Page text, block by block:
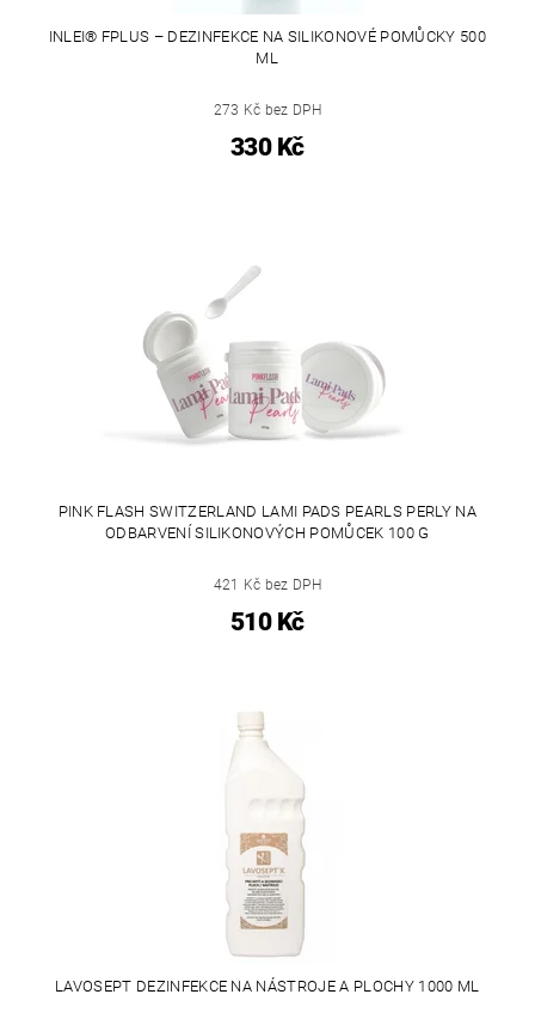
INLEI® FPLUS – DEZINFEKCE NA SILIKONOVÉ POMŮCKY 500
ML
273 Kč bez DPH
330 Kč
PINK FLASH SWITZERLAND LAMI PADS PEARLS PERLY NA
ODBARVENÍ SILIKONOVÝCH POMŮCEK 100 G
421 Kč bez DPH
510 Kč
LAVOSEPT DEZINFEKCE NA NÁSTROJE A PLOCHY 1000 ML